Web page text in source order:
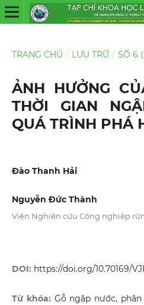
TRANG CHỦ / LƯU TRỮ / SỐ 6
ẢNH HƯỞNG
THỜI GIAN
QUÁ TRÌNH PHÁ
Đào Thanh Hải
Nguyễn Đức Thành
Viện Nghiên cứu Công nghiệp
DOI: https://doi.org/10.70169/
Từ khóa: Gỗ ngập nước,